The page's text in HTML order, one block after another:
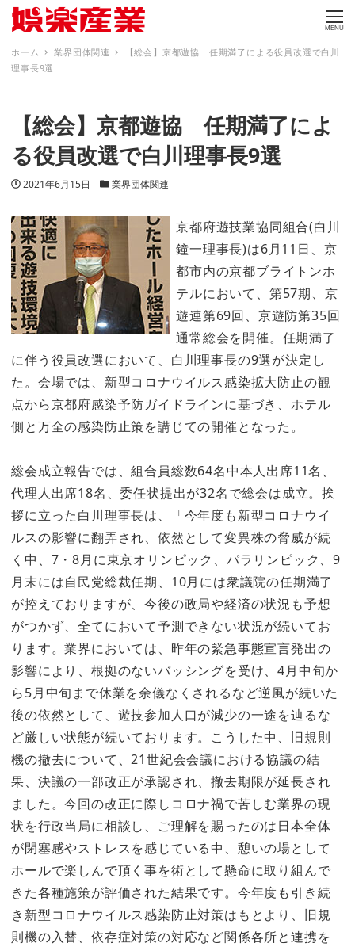
MENU
ホーム 業界団体関連
【総会】京都遊協 任期満了による役員改選で白川
理事長9選
【総会】京都遊協 任期満了によ
る役員改選で白川理事長9選
投稿日
2021年6月15日 カテゴリー
業界団体関連
京都府遊技業協同組合(白川
鐘一理事長)は6月11日、京
都市内の京都ブライトンホ
テルにおいて、第57期、京
遊連第69回、京遊防第35回
通常総会を開催。任期満了
に伴う役員改選において、白川理事長の9選が決定し
た。会場では、新型コロナウイルス感染拡大防止の観
点から京都府感染予防ガイドラインに基づき、ホテル
側と万全の感染防止策を講じての開催となった。
総会成立報告では、組合員総数64名中本人出席11名、
代理人出席18名、委任状提出が32名で総会は成立。挨
拶に立った白川理事長は、「今年度も新型コロナウイ
ルスの影響に翻弄され、依然として変異株の脅威が続
く中、7・8月に東京オリンピック、パラリンピック、9
月末には自民党総裁任期、10月には衆議院の任期満了
が控えておりますが、今後の政局や経済の状況も予想
がつかず、全てにおいて予測できない状況が続いてお
ります。業界においては、昨年の緊急事態宣言発出の
影響により、根拠のないバッシングを受け、4月中旬か
ら5月中旬まで休業を余儀なくされるなど逆風が続いた
後の依然として、遊技参加人口が減少の一途を辿るな
ど厳しい状態が続いております。こうした中、旧規則
機の撤去について、21世紀会会議における協議の結
果、決議の一部改正が承認され、撤去期限が延長され
ました。今回の改正に際しコロナ禍で苦しむ業界の現
状を行政当局に相談し、ご理解を賜ったのは日本全体
が閉塞感やストレスを感じている中、憩いの場として
ホールで楽しんで頂く事を術として懸命に取り組んで
きた各種施策が評価された結果です。今年度も引き続
き新型コロナウイルス感染防止対策はもとより、旧規
則機の入替、依存症対策の対応など関係各所と連携を